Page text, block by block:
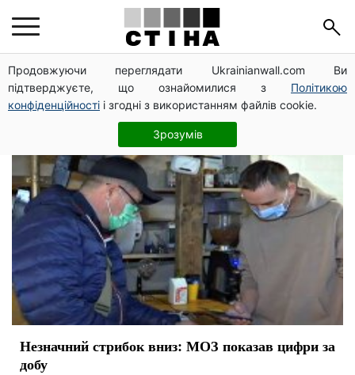
Продовжуючи переглядати Ukrainianwall.com Ви
підтверджуєте, що ознайомилися з Політикою
конфіденційності і згодні з використанням файлів cookie.
Зрозумів
адаптивный карантин
Незначний стрибок вниз: МОЗ показав цифри за
добу